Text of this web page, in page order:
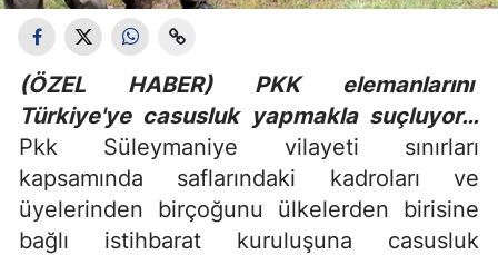
(ÖZEL HABER) PKK elemanlarını
Türkiye'ye casusluk yapmakla suçluyor…
Pkk Süleymaniye vilayeti sınırları
kapsamında saflarındaki kadroları ve
üyelerinden birçoğunu ülkelerden birisine
bağlı istihbarat kuruluşuna casusluk